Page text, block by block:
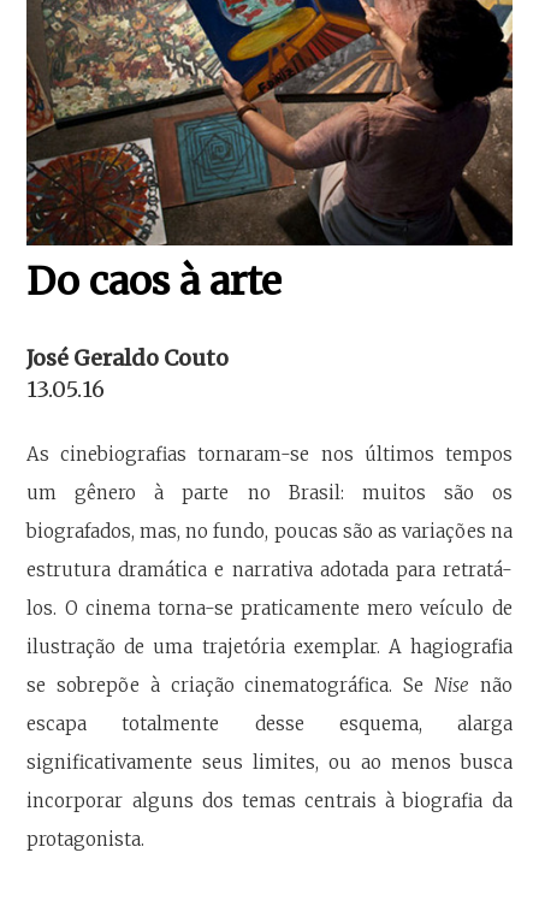
Do caos à arte
José Geraldo Couto
13.05.16
As cinebiografias tornaram-se nos últimos tempos
um gênero à parte no Brasil: muitos são os
biografados, mas, no fundo, poucas são as variações na
estrutura dramática e narrativa adotada para retratá-
los. O cinema torna-se praticamente mero veículo de
ilustração de uma trajetória exemplar. A hagiografia
se sobrepõe à criação cinematográfica. Se Nise não
escapa totalmente desse esquema, alarga
significativamente seus limites, ou ao menos busca
incorporar alguns dos temas centrais à biografia da
protagonista.